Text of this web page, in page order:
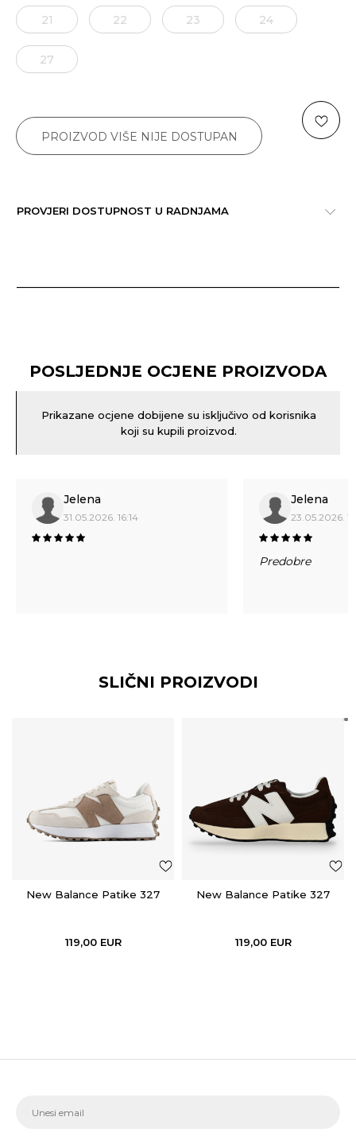
19
21 22 23 24
27
PROIZVOD VIŠE NIJE DOSTUPAN
PROVJERI DOSTUPNOST U RADNJAMA
POSLJEDNJE OCJENE PROIZVODA
Prikazane ocjene dobijene su isključivo od korisnika
koji su kupili proizvod.
Jelena
31.05.2026. 16:14
Jelena
23.05.2026.
Predobre
SLIČNI PROIZVODI
New Balance Patike 327
119,00 EUR
New Balance Patike 327
119,00 EUR